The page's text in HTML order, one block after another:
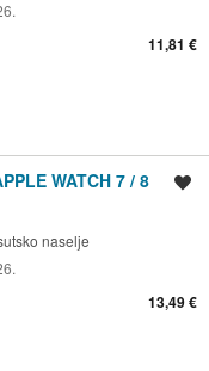
11,81 €
WATCH 7 / 8
naselje
13,49 €